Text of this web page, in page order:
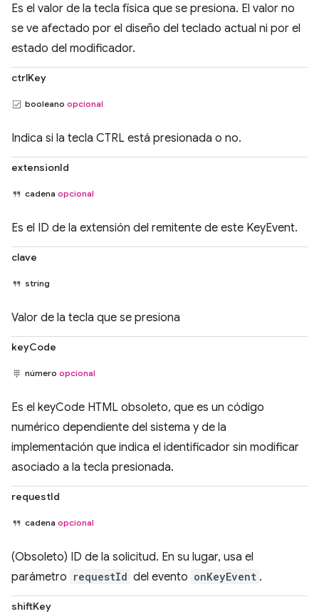
Es el valor de la tecla física que se presiona. El valor no
se ve afectado por el diseño del teclado actual ni por el
estado del modificador.
ctrlKey
booleano opcional
Indica si la tecla CTRL está presionada o no.
extensionId
cadena opcional
Es el ID de la extensión del remitente de este KeyEvent.
clave
string
Valor de la tecla que se presiona
keyCode
número opcional
Es el keyCode HTML obsoleto, que es un código
numérico dependiente del sistema y de la
implementación que indica el identificador sin modificar
asociado a la tecla presionada.
requestId
cadena opcional
(Obsoleto) ID de la solicitud. En su lugar, usa el
parámetro requestId del evento onKeyEvent .
shiftKey